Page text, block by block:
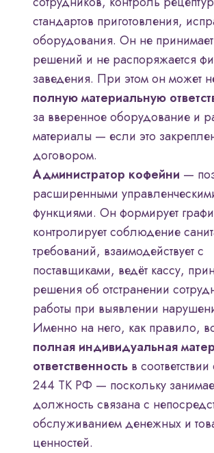
стандартов приготовления,
оборудования. Он не
решений и не распоряжается
заведения. При этом он может
полную материальную
за вверенное оборудование и
материалы — если это
договором.
Администратор кофейни —
расширенными
функциями. Он формирует
контролирует соблюдение
требований, взаимодействует с
поставщиками, ведёт кассу,
решения об отстранении
работы при выявлении
Именно на него, как правило,
полная индивидуальная
ответственность в соответствии
244 ТК РФ — поскольку
должность связана с
обслуживанием денежных и
ценностей.